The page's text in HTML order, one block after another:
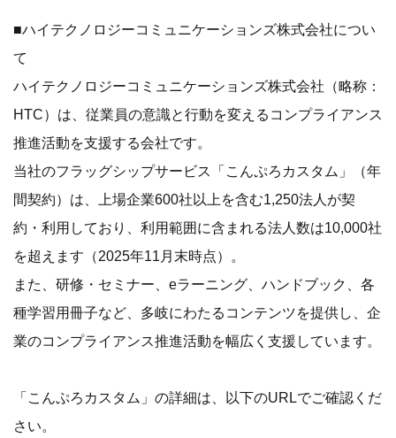
■ハイテクノロジーコミュニケーションズ株式会社につい
て
ハイテクノロジーコミュニケーションズ株式会社（略称：
HTC）は、従業員の意識と行動を変えるコンプライアンス
推進活動を支援する会社です。
当社のフラッグシップサービス「こんぷろカスタム」（年
間契約）は、上場企業600社以上を含む1,250法人が契
約・利用しており、利用範囲に含まれる法人数は10,000社
を超えます（2025年11月末時点）。
また、研修・セミナー、eラーニング、ハンドブック、各
種学習用冊子など、多岐にわたるコンテンツを提供し、企
業のコンプライアンス推進活動を幅広く支援しています。
「こんぷろカスタム」の詳細は、以下のURLでご確認くだ
さい。